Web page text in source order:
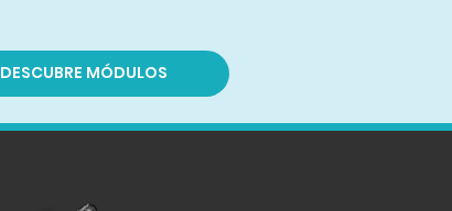
DESCUBRE MÓDULOS